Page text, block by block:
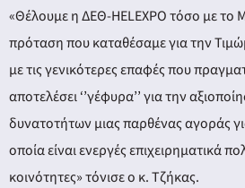
«Θέλουμε η ΔΕΘ-HELEXPO τόσο με το
πρόταση που καταθέσαμε για την
με τις γενικότερες επαφές που
αποτελέσει ‘’γέφυρα’’ για την
δυνατοτήτων μιας παρθένας αγοράς
οποία είναι ενεργές επιχειρηματικά
κοινότητες» τόνισε ο κ. Τζήκας.